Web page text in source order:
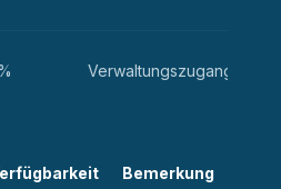
Verwaltungszugang
Bemerkung